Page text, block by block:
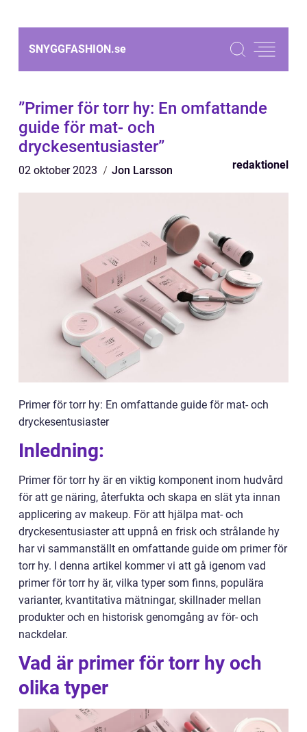
SNYGGFASHION.se
”Primer för torr hy: En omfattande
guide för mat- och
dryckesentusiaster”
02 oktober 2023 Jon Larsson redaktionel
Primer för torr hy: En omfattande guide för mat- och
dryckesentusiaster
Inledning:
Primer för torr hy är en viktig komponent inom hudvård
för att ge näring, återfukta och skapa en slät yta innan
applicering av makeup. För att hjälpa mat- och
dryckesentusiaster att uppnå en frisk och strålande hy
har vi sammanställt en omfattande guide om primer för
torr hy. I denna artikel kommer vi att gå igenom vad
primer för torr hy är, vilka typer som finns, populära
varianter, kvantitativa mätningar, skillnader mellan
produkter och en historisk genomgång av för- och
nackdelar.
Vad är primer för torr hy och
olika typer